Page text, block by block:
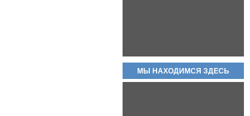
МЫ НАХОДИМСЯ ЗДЕСЬ
80 000руб.